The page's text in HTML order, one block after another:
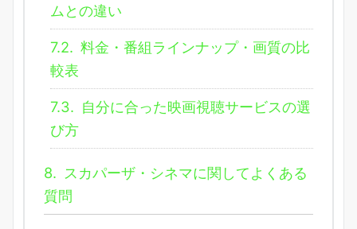
ムとの違い
7.2. 料金・番組ラインナップ・画質の比
較表
7.3. 自分に合った映画視聴サービスの選
び方
8. スカパーザ・シネマに関してよくある
質問